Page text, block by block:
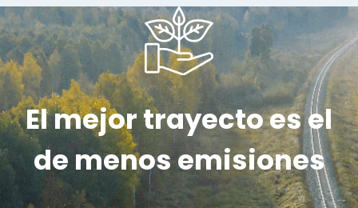
El mejor trayecto es el
de menos emisiones